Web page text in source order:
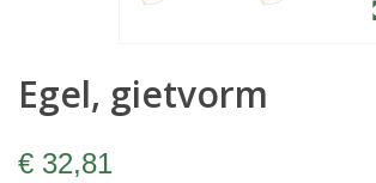
Egel, gietvorm
€ 32,81